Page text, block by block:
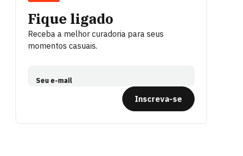
Fique ligado
Receba a melhor curadoria para seus
momentos casuais.
Seu e-mail
Inscreva-se